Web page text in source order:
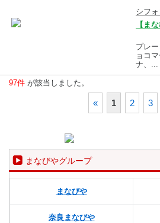
シフ
【ま
プレ
ョコ
ナ、...
97件 が該当しました。
« 1 2 3
まなびやグループ
まなびや
奈良まなびや